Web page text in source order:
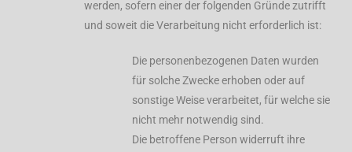
werden, sofern einer der folgenden Gründe zutrifft
und soweit die Verarbeitung nicht erforderlich ist:
Die personenbezogenen Daten wurden
für solche Zwecke erhoben oder auf
sonstige Weise verarbeitet, für welche sie
nicht mehr notwendig sind.
Die betroffene Person widerruft ihre